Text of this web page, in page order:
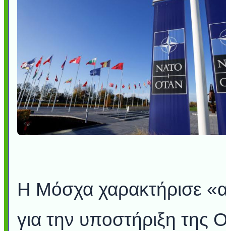
Η Μόσχα χαρακτήρισε
για την υποστήριξη